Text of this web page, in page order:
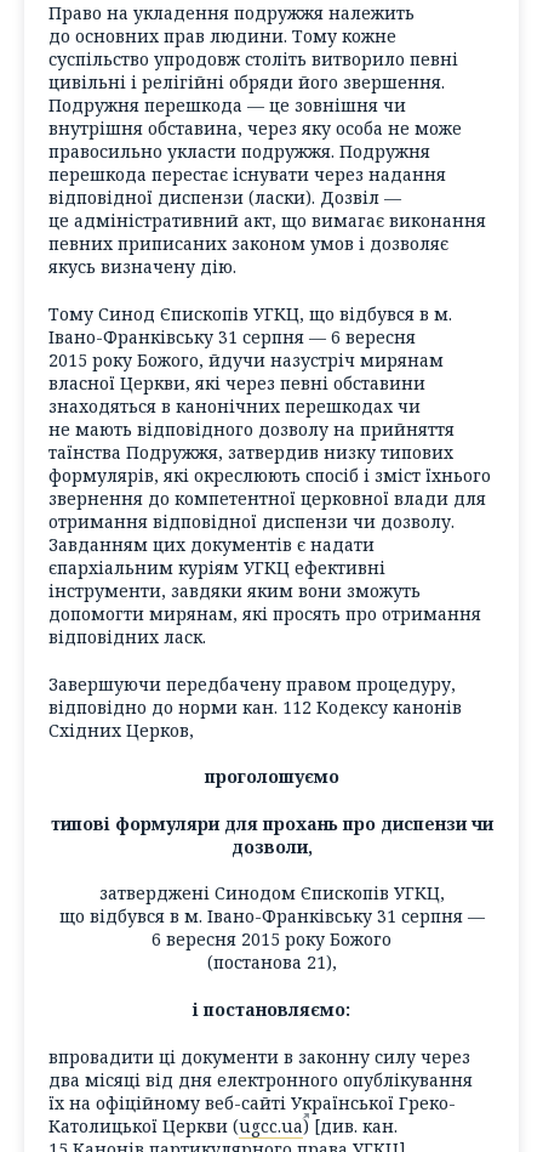
Право на укладення подружжя належить
до основних прав людини. Тому кожне
суспільство упродовж століть витворило певні
цивільні і релігійні обряди його звершення.
Подружня перешкода — це зовнішня чи
внутрішня обставина, через яку особа не може
правосильно укласти подружжя. Подружня
перешкода перестає існувати через надання
відповідної диспензи (ласки). Дозвіл —
це адміністративний акт, що вимагає виконання
певних приписаних законом умов і дозволяє
якусь визначену дію.
Тому Синод Єпископів УГКЦ, що відбувся в м.
Івано-Франківську 31 серпня — 6 вересня
2015 року Божого, йдучи назустріч мирянам
власної Церкви, які через певні обставини
знаходяться в канонічних перешкодах чи
не мають відповідного дозволу на прийняття
таїнства Подружжя, затвердив низку типових
формулярів, які окреслюють спосіб і зміст їхнього
звернення до компетентної церковної влади для
отримання відповідної диспензи чи дозволу.
Завданням цих документів є надати
єпархіальним куріям УГКЦ ефективні
інструменти, завдяки яким вони зможуть
допомогти мирянам, які просять про отримання
відповідних ласк.
Завершуючи передбачену правом процедуру,
відповідно до норми кан. 112 Кодексу канонів
Східних Церков,
проголошуємо
типові формуляри для прохань про диспензи чи
дозволи,
затверджені Синодом Єпископів УГКЦ,
що відбувся в м. Івано-Франківську 31 серпня —
6 вересня 2015 року Божого
(постанова 21),
і постановляємо:
впровадити ці документи в законну силу через
два місяці від дня електронного опублікування
їх на офіційному веб-сайті Української Греко-
Католицької Церкви (ugcc.ua) [див. кан.